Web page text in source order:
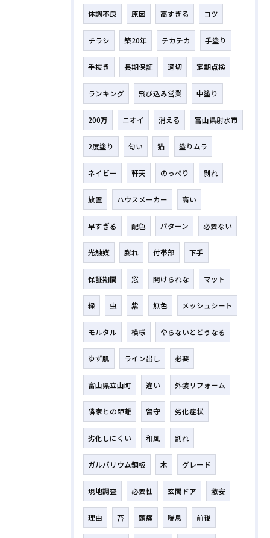
体調不良 原因 高すぎる コツ
チラシ 築20年 テカテカ 手塗り
手抜き 長期保証 適切 定期点検
ランキング 飛び込み営業 中塗り
200万 ニオイ 消える 富山県射水市
2度塗り 匂い 猫 塗りムラ
ネイビー 軒天 のっぺり 剝れ
放置 ハウスメーカー 高い
早すぎる 配色 パターン 必要ない
光触媒 膨れ 付帯部 下手
保証期間 窓 開けられな マット
緑 虫 紫 無色 メッシュシート
モルタル 模様 やらないとどうなる
ゆず肌 ライン出し 必要
富山県立山町 違い 外装リフォーム
隣家との距離 留守 劣化症状
劣化しにくい 和風 割れ
ガルバリウム鋼板 木 グレード
現地調査 必要性 玄関ドア 激安
理由 苔 頭痛 喘息 前後